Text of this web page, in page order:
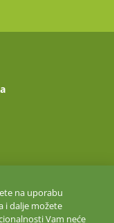
na uporabu
i dalje možete
Vam neće